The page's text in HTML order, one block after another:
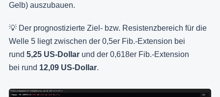
Gelb) auszubauen.
💡 Der prognostizierte Ziel- bzw. Resistenzbereich für die
Welle 5 liegt zwischen der 0,5er Fib.-Extension bei
rund 5,25 US-Dollar und der 0,618er Fib.-Extension
bei rund 12,09 US-Dollar.